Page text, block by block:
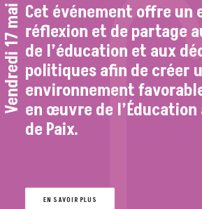
Vendredi 17 mai Cet événement offre un
réflexion et de partage
de l’éducation et aux
politiques afin de créer
environnement
en œuvre de
de Paix.
EN SAVOIR PLUS